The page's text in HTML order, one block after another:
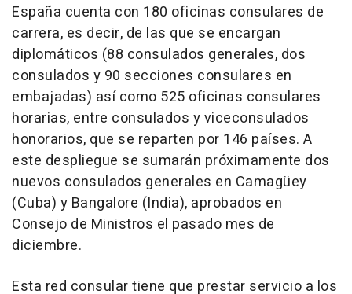
España cuenta con 180 oficinas consulares de
carrera, es decir, de las que se encargan
diplomáticos (88 consulados generales, dos
consulados y 90 secciones consulares en
embajadas) así como 525 oficinas consulares
horarias, entre consulados y viceconsulados
honorarios, que se reparten por 146 países. A
este despliegue se sumarán próximamente dos
nuevos consulados generales en Camagüey
(Cuba) y Bangalore (India), aprobados en
Consejo de Ministros el pasado mes de
diciembre.
Esta red consular tiene que prestar servicio a los